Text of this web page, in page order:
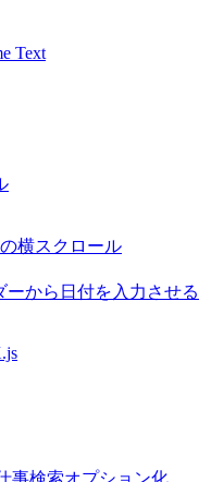
Text
横スクロール
ーから日付を入力させる
事検索オプション化